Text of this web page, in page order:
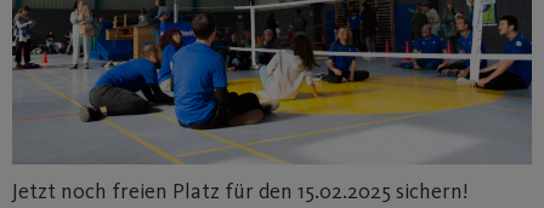
Jetzt noch freien Platz für den 15.02.2025 sichern!